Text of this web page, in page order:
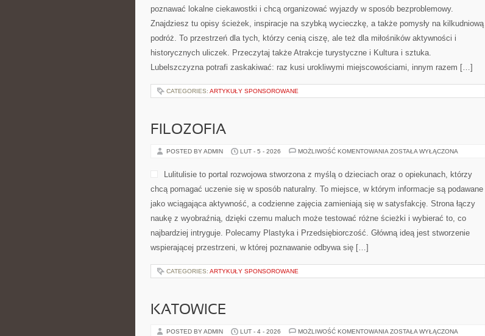
poznawać lokalne ciekawostki i chcą organizować wyjazdy w sposób bezproblemowy.
Znajdziesz tu opisy ścieżek, inspiracje na szybką wycieczkę, a także pomysły na kilkudniową
podróż. To przestrzeń dla tych, którzy cenią ciszę, ale też dla miłośników aktywności i
historycznych uliczek. Przeczytaj także Atrakcje turystyczne i Kultura i sztuka.
Lubelszczyzna potrafi zaskakiwać: raz kusi urokliwymi miejscowościami, innym razem […]
CATEGORIES: ARTYKUŁY SPONSOROWANE
FILOZOFIA
POSTED BY ADMIN LUT - 5 - 2026 MOŻLIWOŚĆ KOMENTOWANIA FILOZOFIA
ZOSTAŁA WYŁĄCZONA
Lulitulisie to portal rozwojowa stworzona z myślą o dzieciach oraz o opiekunach, którzy
chcą pomagać uczenie się w sposób naturalny. To miejsce, w którym informacje są podawane
jako wciągająca aktywność, a codzienne zajęcia zamieniają się w satysfakcję. Strona łączy
naukę z wyobraźnią, dzięki czemu maluch może testować różne ścieżki i wybierać to, co
najbardziej intryguje. Polecamy Plastyka i Przedsiębiorczość. Główną ideą jest stworzenie
wspierającej przestrzeni, w której poznawanie odbywa się […]
CATEGORIES: ARTYKUŁY SPONSOROWANE
KATOWICE
POSTED BY ADMIN LUT - 4 - 2026 MOŻLIWOŚĆ KOMENTOWANIA KATOWICE
ZOSTAŁA WYŁĄCZONA